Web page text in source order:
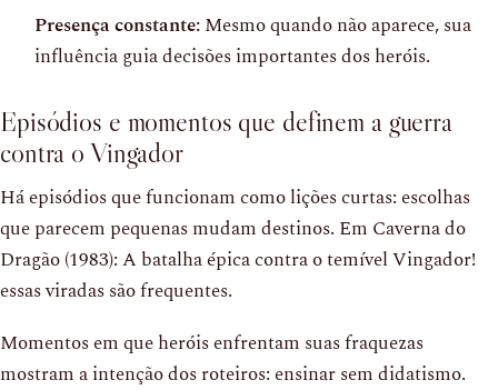
Presença constante:Mesmo quando não aparece, sua
influência guia decisões importantes dos heróis.
Episódios e momentos que definem a guerra
contra o Vingador
Há episódios que funcionam como lições curtas: escolhas
que parecem pequenas mudam destinos. Em Caverna do
Dragão (1983): A batalha épica contra o temível Vingador!
essas viradas são frequentes.
Momentos em que heróis enfrentam suas fraquezas
mostram a intenção dos roteiros: ensinar sem didatismo.